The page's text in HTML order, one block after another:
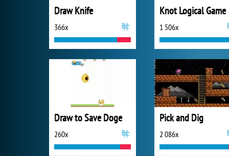
Draw Knife
366x
Knot Logical Game
1 506x
Draw to Save Doge
260x
Pick and Dig
2 086x